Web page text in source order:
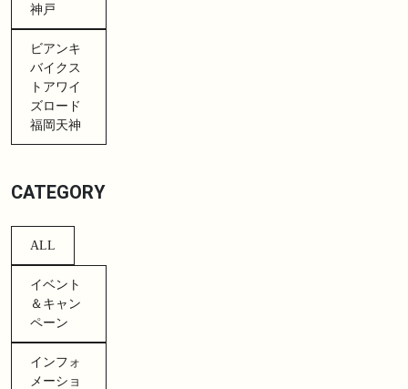
神戸
ビアンキ
バイクス
トアワイ
ズロード
福岡天神
CATEGORY
ALL
イベント
＆キャン
ペーン
インフォ
メーショ